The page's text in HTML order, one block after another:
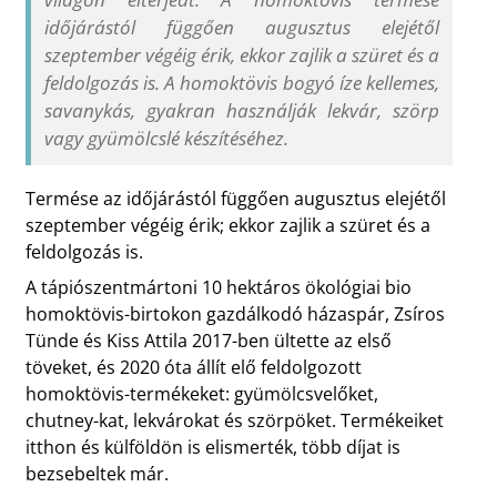
időjárástól függően augusztus elejétől
szeptember végéig érik, ekkor zajlik a szüret és a
feldolgozás is. A homoktövis bogyó íze kellemes,
savanykás, gyakran használják lekvár, szörp
vagy gyümölcslé készítéséhez.
Termése az időjárástól függően augusztus elejétől
szeptember végéig érik; ekkor zajlik a szüret és a
feldolgozás is.
A tápiószentmártoni 10 hektáros ökológiai bio
homoktövis-birtokon gazdálkodó házaspár, Zsíros
Tünde és Kiss Attila 2017-ben ültette az első
töveket, és 2020 óta állít elő feldolgozott
homoktövis-termékeket: gyümölcsvelőket,
chutney-kat, lekvárokat és szörpöket. Termékeiket
itthon és külföldön is elismerték, több díjat is
bezsebeltek már.